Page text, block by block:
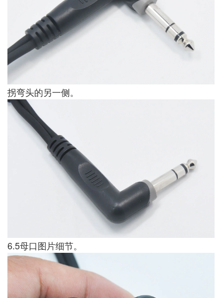
拐弯头的另一侧。
6.5母口图片细节。